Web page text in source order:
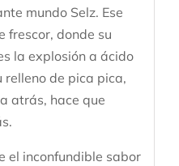
mundo Selz. Ese
frescor, donde su
la explosión a ácido
de pica pica,
atrás, hace que
el inconfundible sabor